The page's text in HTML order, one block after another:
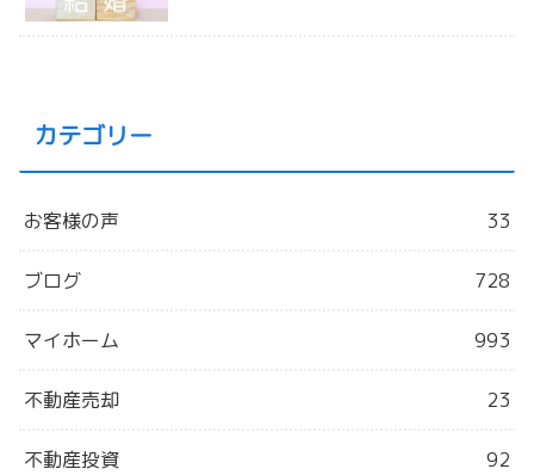
カテゴリー
お客様の声 33
ブログ 728
マイホーム 993
不動産売却 23
不動産投資 92